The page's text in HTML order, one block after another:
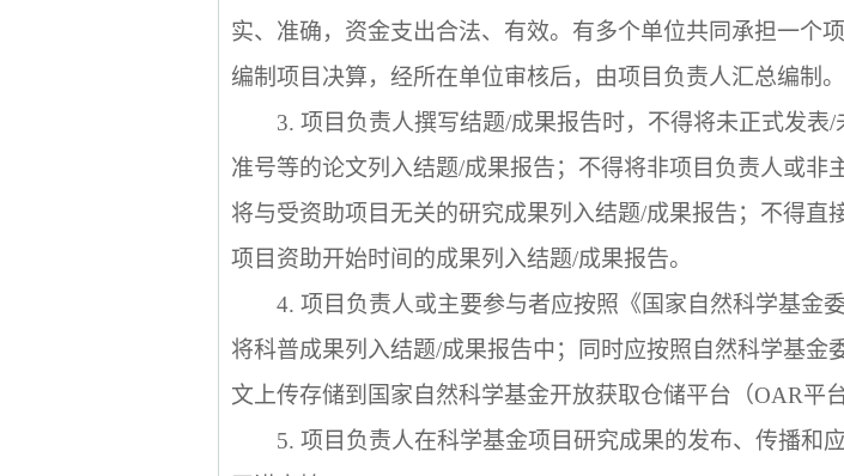
实、准确，资金支出合法、有效。有多个单位共同承担一个
编制项目决算，经所在单位审核后，由项目负责人汇总编制。
3. 项目负责人撰写结题/成果报告时，不得将未正式发表/
准号等的论文列入结题/成果报告；不得将非项目负责人或非
将与受资助项目无关的研究成果列入结题/成果报告；不得直
项目资助开始时间的成果列入结题/成果报告。
4. 项目负责人或主要参与者应按照《国家自然科学基金
将科普成果列入结题/成果报告中；同时应按照自然科学基金
文上传存储到国家自然科学基金开放获取仓储平台（OAR平
5. 项目负责人在科学基金项目研究成果的发布、传播和